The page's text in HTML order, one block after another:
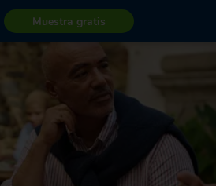
Muestra gratis